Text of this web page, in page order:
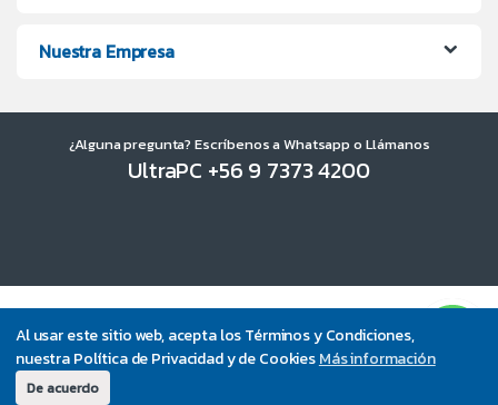
Al usar este sitio web, acepta los Términos y Condiciones,
nuestra Política de Privacidad y de CookiesMás información
De acuerdo
Nuestra Empresa
¿Alguna pregunta? Escríbenos a Whatsapp o Llámanos
UltraPC +56 9 7373 4200